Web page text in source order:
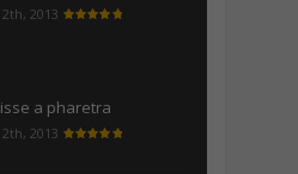
2013
a pharetra
2013